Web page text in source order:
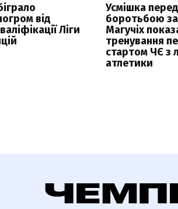
від
Ліги
Усмішка перед
боротьбою
Магучіх
тренування
стартом ЧЄ з
атлетики